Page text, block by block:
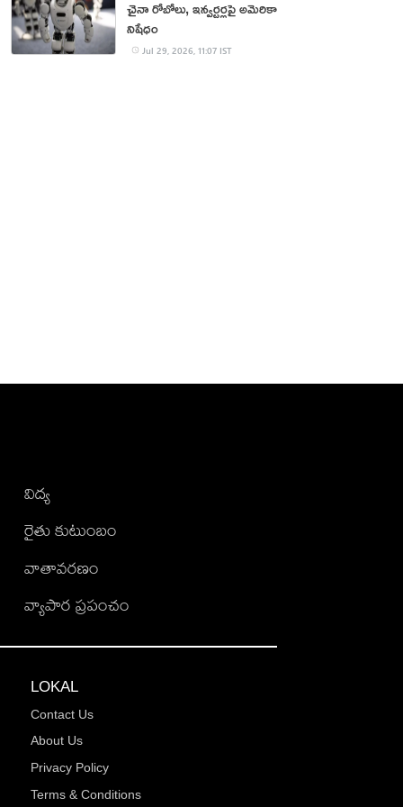
చైనా రోబోలు, ఇన్వర్టర్లపై అమెరికా
నిషేధం
Jul 29, 2026, 11:07 IST
విద్య
రైతు కుటుంబం
వాతావరణం
వ్యాపార ప్రపంచం
LOKAL
Contact Us
About Us
Privacy Policy
Terms & Conditions